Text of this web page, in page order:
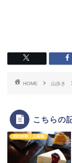
HOME 山歩き
こちらの
2021年秋：上高地